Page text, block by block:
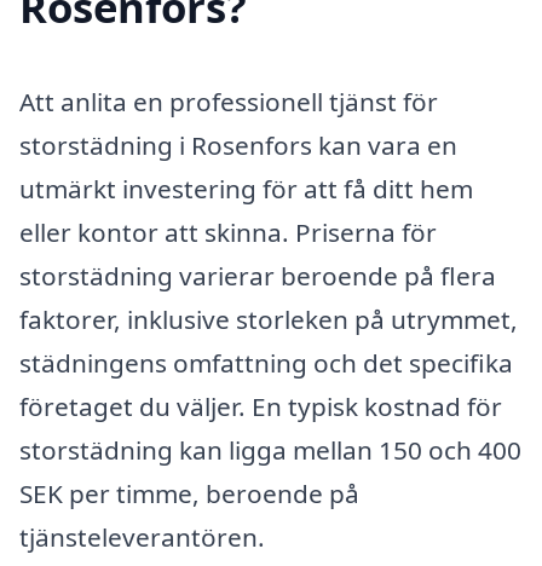
Att anlita en professionell tjänst för
storstädning i Rosenfors kan vara en
utmärkt investering för att få ditt hem
eller kontor att skinna. Priserna för
storstädning varierar beroende på flera
faktorer, inklusive storleken på utrymmet,
städningens omfattning och det specifika
företaget du väljer. En typisk kostnad för
storstädning kan ligga mellan 150 och 400
SEK per timme, beroende på
tjänsteleverantören.